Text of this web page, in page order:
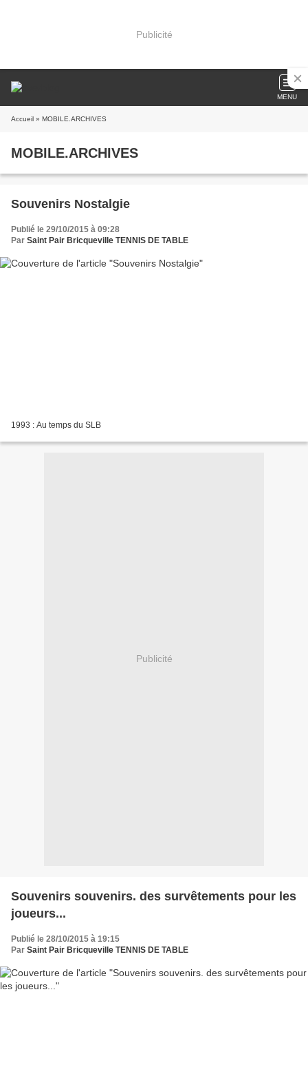
Publicité
MENU
Accueil » MOBILE.ARCHIVES
MOBILE.ARCHIVES
Souvenirs Nostalgie
Publié le 29/10/2015 à 09:28
Par Saint Pair Bricqueville TENNIS DE TABLE
1993 : Au temps du SLB
Publicité
Souvenirs souvenirs. des survêtements pour les
joueurs...
Publié le 28/10/2015 à 19:15
Par Saint Pair Bricqueville TENNIS DE TABLE